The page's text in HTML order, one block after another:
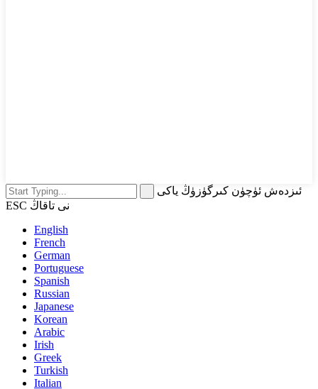
ئىزدەش ئۈچۈن كىرگۈزۈڭ ياكى
ESC نى تاقاڭ
English
French
German
Portuguese
Spanish
Russian
Japanese
Korean
Arabic
Irish
Greek
Turkish
Italian